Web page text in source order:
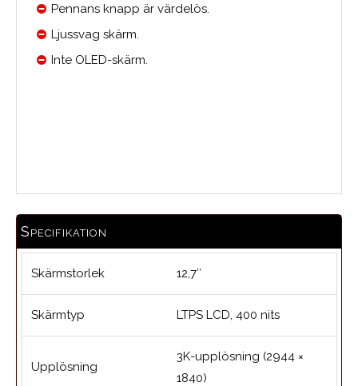
Pennans knapp är värdelös.
Ljussvag skärm.
Inte OLED-skärm.
Specifikation
Skärmstorlek 12,7″
Skärmtyp LTPS LCD, 400 nits
Upplösning
3K-upplösning (2944 ×
1840)